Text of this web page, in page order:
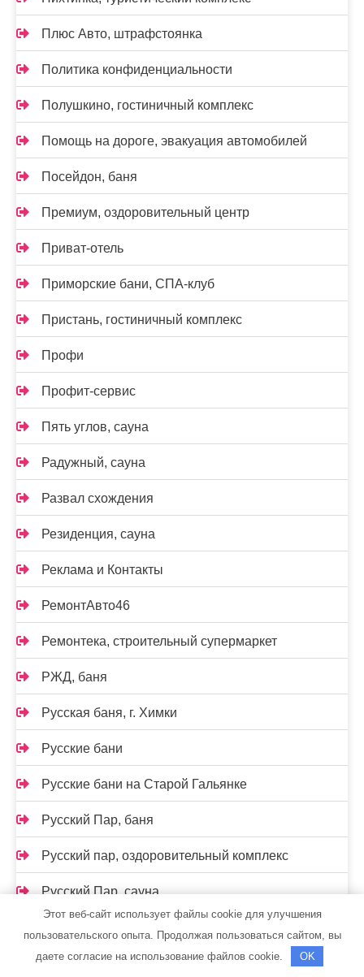
Плюс Авто, штрафстоянка
Политика конфиденциальности
Полушкино, гостиничный комплекс
Помощь на дороге, эвакуация автомобилей
Посейдон, баня
Премиум, оздоровительный центр
Приват-отель
Приморские бани, СПА-клуб
Пристань, гостиничный комплекс
Профи
Профит-сервис
Пять углов, сауна
Радужный, сауна
Развал схождения
Резиденция, сауна
Реклама и Контакты
РемонтАвто46
Ремонтека, строительный супермаркет
РЖД, баня
Русская баня, г. Химки
Русские бани
Русские бани на Старой Гальянке
Русский Пар, баня
Русский пар, оздоровительный комплекс
Русский Пар, сауна
Русский финн, баня-сауна
Этот веб-сайт использует файлы cookie для улучшения
пользовательского опыта. Продолжая пользоваться сайтом, вы
даете согласие на использование файлов cookie.
OK